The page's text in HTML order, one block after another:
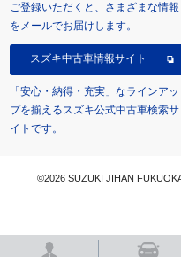
ご登録いただくと、さまざまな情報
をメールでお届けします。
スズキ中古車情報サイト
「安心・納得・充実」なラインアッ
プを揃えるスズキ公式中古車検索サ
イトです。
©2026 SUZUKI JIHAN